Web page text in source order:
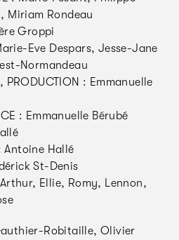
Miriam Rondeau
Groppi
Eve Despars, Jesse-Jane
Normandeau
PRODUCTION : Emmanuelle
: Emmanuelle Bérubé
Antoine Hallé
St-Denis
Arthur, Ellie, Romy, Lennon,
Robitaille, Olivier